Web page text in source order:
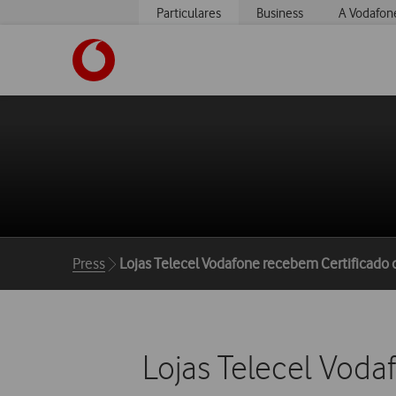
Particulares Business A
Breadcrumbs
Press Lojas Telecel Vodafone recebem Certificado
Lojas Telecel